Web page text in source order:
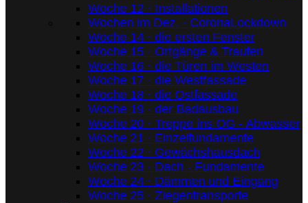
Woche 12 · Installationen
Wochen im Dez. · CoronaLockdown
Woche 14 · die ersten Fenster
Woche 15 · Ortgänge & Traufen
Woche 16 · die Türen im Westen
Woche 17 · die Westfassade
Woche 18 · die Ostfassade
Woche 19 · der Badausbau
Woche 20 · Treppe ins OG - Abwasser
Woche 21 · Einzelfundamente
Woche 22 · Gewächshausdach
Woche 23 · Dach - Fundamente
Woche 24 · Dämmen und Eingang
Woche 25 · Ziegentransporte